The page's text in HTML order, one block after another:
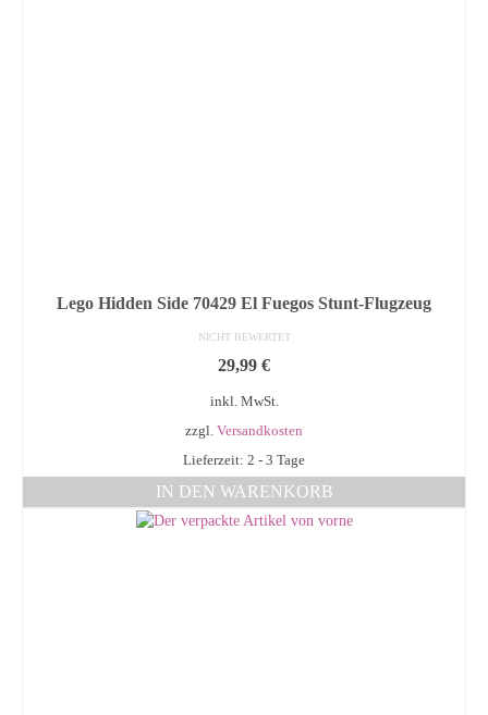
Lego Hidden Side 70429 El Fuegos Stunt-Flugzeug
NICHT BEWERTET
29,99 €
inkl. MwSt.
zzgl. Versandkosten
Lieferzeit: 2 - 3 Tage
IN DEN WARENKORB